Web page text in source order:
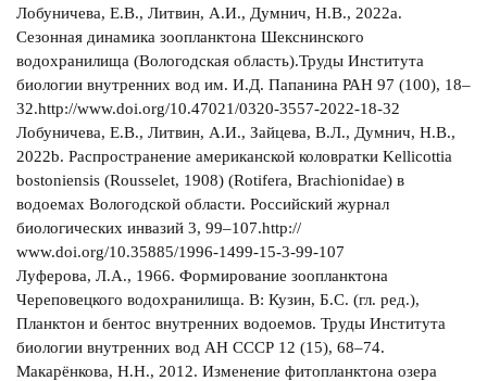
Лобуничева, Е.В., Литвин, А.И., Думнич, Н.В., 2022a.
Сезонная динамика зоопланктона Шекснинского
водохранилища (Вологодская область).Труды Института
биологии внутренних вод им. И.Д. Папанина РАН 97 (100), 18–
32.http://www.doi.org/10.47021/0320-3557-2022-18-32
Лобуничева, Е.В., Литвин, А.И., Зайцева, В.Л., Думнич, Н.В.,
2022b. Распространение американской коловратки Kellicottia
bostoniensis (Rousselet, 1908) (Rotifera, Brachionidae) в
водоемах Вологодской области. Российский журнал
биологических инвазий 3, 99–107.http://
www.doi.org/10.35885/1996-1499-15-3-99-107
Луферова, Л.А., 1966. Формирование зоопланктона
Череповецкого водохранилища. В: Кузин, Б.С. (гл. ред.),
Планктон и бентос внутренних водоемов. Труды Института
биологии внутренних вод АН СССР 12 (15), 68–74.
Макарёнкова, Н.Н., 2012. Изменение фитопланктона озера